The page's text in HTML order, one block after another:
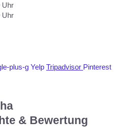
Uhr
Uhr
plus-g Yelp Tripadvisor Pinterest
& Bewertung